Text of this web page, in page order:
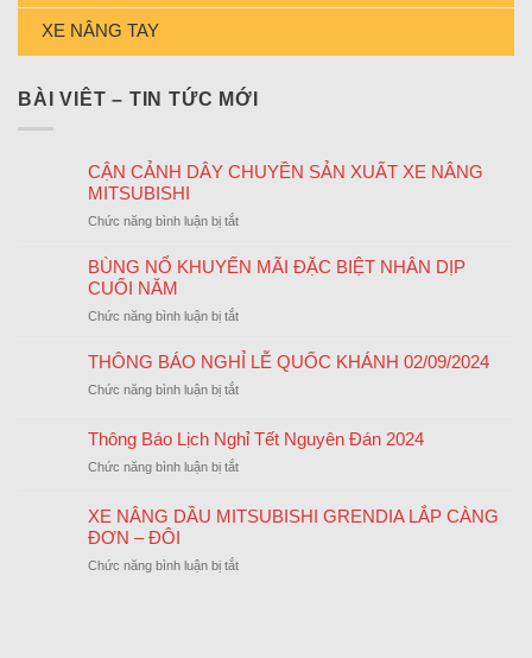
XE NÂNG TAY
BÀI VIÊT – TIN TỨC MỚI
CẬN CẢNH DÂY CHUYỀN SẢN XUẤT XE NÂNG
MITSUBISHI
Chức năng bình luận bị tắtở
CẢNH
SẢN
XE
BÙNG NỔ KHUYẾN MÃI ĐẶC BIỆT NHÂN DỊP
CUỐI NĂM
Chức năng bình luận bị tắtở
NỔ
KHUYẾN
MÃI
BIỆT
DỊP
NĂM
THÔNG BÁO NGHỈ LỄ QUỐC KHÁNH 02/09/2024
Chức năng bình luận bị tắtở
BÁO
NGHỈ
LỄ
KHÁNH
Thông Báo Lịch Nghỉ Tết Nguyên Đán 2024
Chức năng bình luận bị tắtở
Lịch
Tết
XE NÂNG DẦU MITSUBISHI GRENDIA LẮP CÀNG
ĐƠN – ĐÔI
Chức năng bình luận bị tắtở